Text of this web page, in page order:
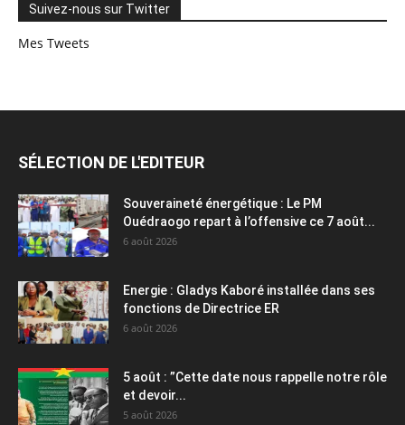
Suivez-nous sur Twitter
Mes Tweets
SÉLECTION DE L'EDITEUR
Souveraineté énergétique : Le PM
Ouédraogo repart à l’offensive ce 7 août...
6 août 2026
Energie : Gladys Kaboré installée dans ses
fonctions de Directrice ER
6 août 2026
5 août : ”Cette date nous rappelle notre rôle
et devoir...
5 août 2026